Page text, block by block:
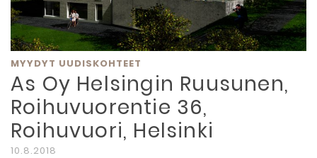
MYYDYT UUDISKOHTEET
As Oy Helsingin Ruusunen,
Roihuvuorentie 36,
Roihuvuori, Helsinki
10.8.2018